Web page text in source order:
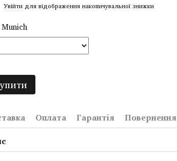
Увійти для відображення накопичувальної знижки
Munich
Оплата Гарантія Повернення